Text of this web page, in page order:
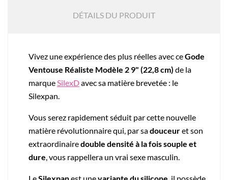
DÉTAILS DU PRODUIT
Vivez une expérience des plus réelles avec ceGode
Ventouse Réaliste Modèle 2 9" (22,8 cm) de la
marque SilexDavec sa matière brevetée : le
Silexpan.
Vous serez rapidement séduit par cette nouvelle
matière révolutionnaire qui, par sadouceuret son
extraordinairedouble densité à la fois souple et
dure , vous rappellera un vrai sexe masculin.
LeSilexpanest unevariante du silicone , il possède